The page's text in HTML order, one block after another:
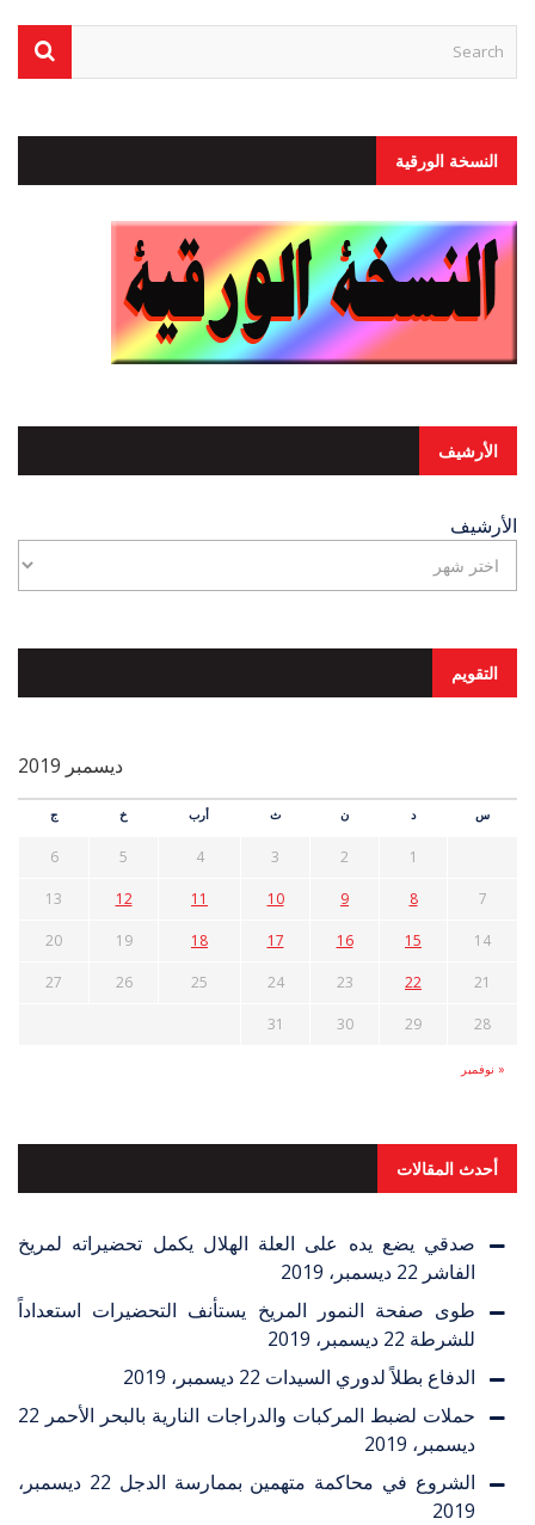
النسخة الورقية
الأرشيف
الأرشيف
التقويم
ديسمبر 2019
س د ن ث أرب خ ج
« نوفمبر
1
2
3
4
5
6
7
8
9
10
11
12
13
14
15
16
17
18
19
20
21
22
23
24
25
26
27
28
29
30
31
أحدث المقالات
صدقي يضع يده على العلة الهلال يكمل تحضيراته لمريخ
الفاشر 22 ديسمبر، 2019
طوى صفحة النمور المريخ يستأنف التحضيرات استعداداً
للشرطة 22 ديسمبر، 2019
الدفاع بطلاً لدوري السيدات 22 ديسمبر، 2019
حملات لضبط المركبات والدراجات النارية بالبحر الأحمر 22
ديسمبر، 2019
الشروع في محاكمة متهمين بممارسة الدجل
22 ديسمبر،
2019